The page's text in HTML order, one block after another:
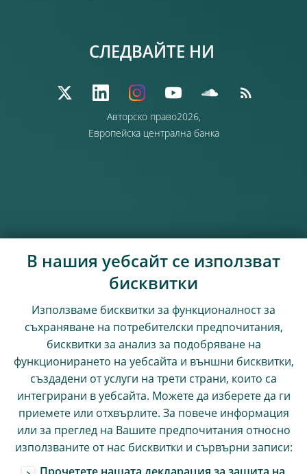
Авторско право2026,
Европейска централна банка
СЛЕДВАЙТЕ НИ
В нашия уебсайт се използват
бисквитки
Използваме бисквитки за функционалност за
съхраняване на потребителски предпочитания,
бисквитки за анализ за подобряване на
функционирането на уебсайта и външни бисквитки,
създадени от услуги на трети страни, които са
интегрирани в уебсайта. Можете да изберете да ги
приемете или отхвърлите. За повече информация
или за преглед на Вашите предпочитания относно
използваните от нас бисквитки и сървърни записи: